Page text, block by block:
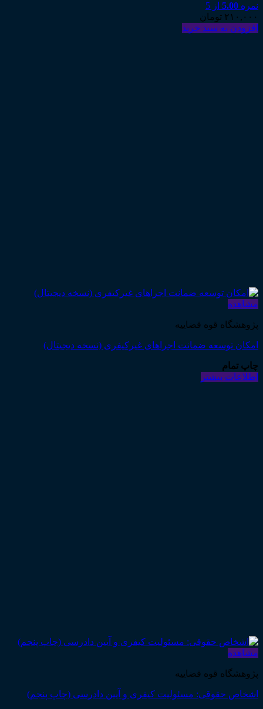
نمره 5.00 از 5
۲۱۰,۰۰۰ تومان
افزودن به سبد خرید
مشاهده
پژوهشگاه قوه قضاییه
امکان توسعه ضمانت اجراهای غیرکیفری (نسخه دیجیتال)
چاپ تمام
اطلاعات بیشتر
مشاهده
پژوهشگاه قوه قضاییه
اشخاص حقوقی: مسئولیت کیفری و آیین دادرسی (چاپ پنجم)